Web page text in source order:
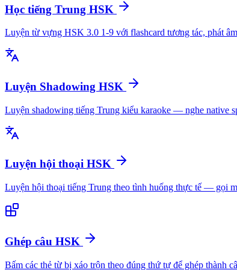
Học tiếng Trung HSK
Luyện từ vựng HSK 3.0 1-9 với flashcard tương tác, phát
Luyện Shadowing HSK
Luyện shadowing tiếng Trung kiểu karaoke — nghe native
Luyện hội thoại HSK
Luyện hội thoại tiếng Trung theo tình huống thực tế — gọi
Ghép câu HSK
Bấm các thẻ từ bị xáo trộn theo đúng thứ tự để ghép